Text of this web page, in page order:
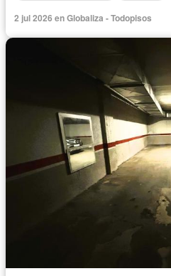
2 jul 2026 en Globaliza - Todopisos